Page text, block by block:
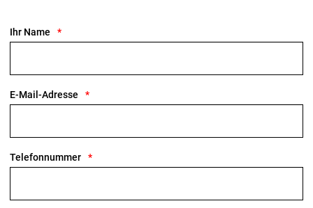
Ihr Name
E-Mail-Adresse
Telefonnummer